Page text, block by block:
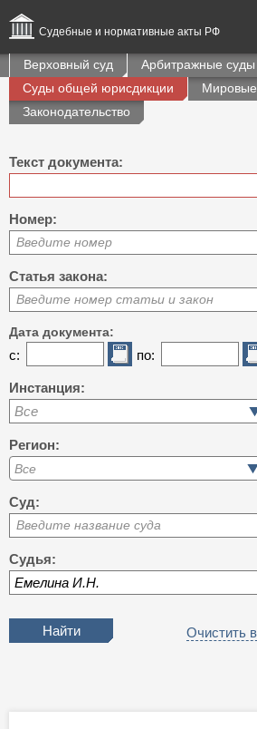
Судебные и нормативные акты РФ
Верховный суд
Арбитражные суды
Суды общей юрисдикции
Мировые
Законодательство
Текст документа:
Номер:
Введите номер
Статья закона:
Введите номер статьи и закон
Дата документа:
с: по:
Инстанция:
Все
Регион:
Суд:
Введите название суда
Судья:
Очистить